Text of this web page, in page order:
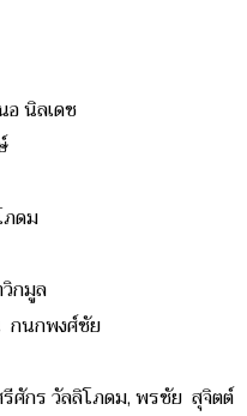
ลเดช
ดม
มูล
พงศ์ชัย
ลลิโภดม, พรชัย สุจิตต์